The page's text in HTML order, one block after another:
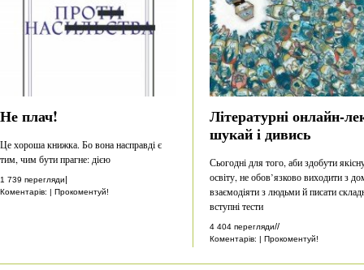
Не плач!
Це хороша книжка. Бо вона насправді є
тим, чим бути прагне: дією
1 739 перегляди|
Коментарів: | Прокоментуй!
Літературні онлайн-
шукай і дивись
Сьогодні для того, аби здобути
освіту, не обов’язково виходити з
взаємодіяти з людьми й писати
вступні тести
4 404 перегляди//
Коментарів: | Прокоментуй!